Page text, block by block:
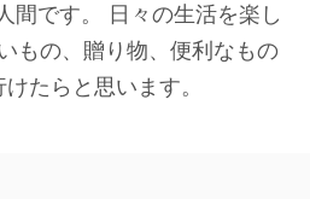
間です。 日々の生活を楽し
もの、贈り物、便利なもの
たらと思います。